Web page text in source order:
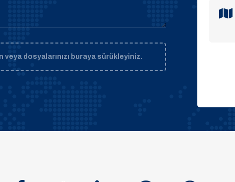
veya dosyalarınızı buraya sürükleyiniz.